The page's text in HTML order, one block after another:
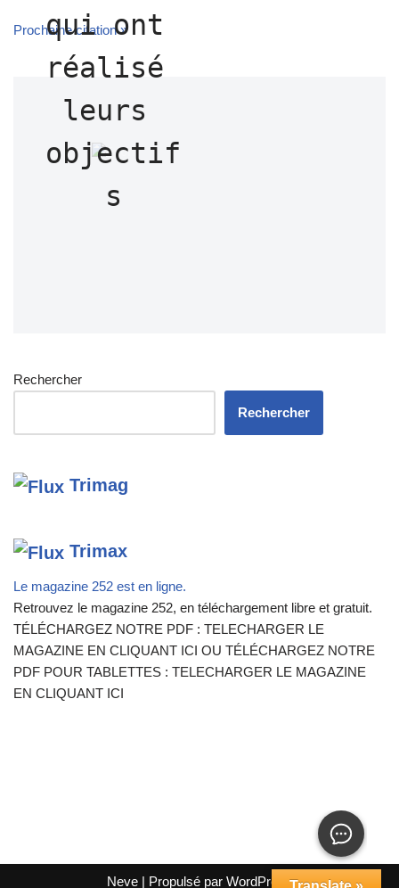
Prochaine citation »
qui ont
réalisé
leurs
objectif
s
Rechercher
Rechercher
Trimag
Trimax
Le magazine 252 est en ligne.
Retrouvez le magazine 252, en téléchargement libre et gratuit.
TÉLÉCHARGEZ NOTRE PDF : TELECHARGER LE
MAGAZINE EN CLIQUANT ICI OU TÉLÉCHARGEZ NOTRE
PDF POUR TABLETTES : TELECHARGER LE MAGAZINE
EN CLIQUANT ICI
Neve | Propulsé par WordPress